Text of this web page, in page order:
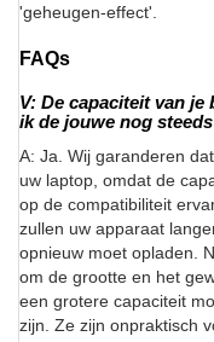
'geheugen-effect'.
FAQs
V: De capaciteit van
ik de jouwe nog
A: Ja. Wij garanderen
uw laptop, omdat de
op de compatibiliteit
zullen uw apparaat
opnieuw moet opladen.
om de grootte en het
een grotere capaciteit
zijn. Ze zijn onpraktisch